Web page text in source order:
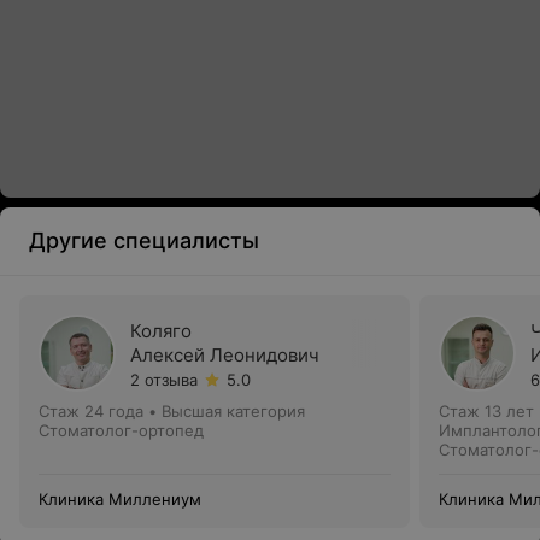
Другие специалисты
Коляго
Алексей Леонидович
2 отзыва
5.0
Стаж 24 года • Высшая категория
Стоматолог-ортопед
Клиника Миллениум
Стаж 13 лет
Клиника